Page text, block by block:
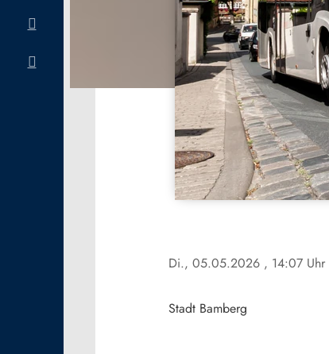
Di., 05.05.2026 , 14:07 Uhr
Stadt Bamberg